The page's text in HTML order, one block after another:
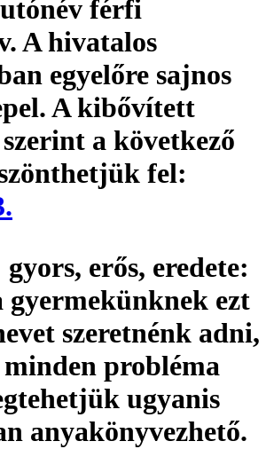
férfi
. A hivatalos
egyelőre sajnos
A kibővített
a következő
fel:
gyors, erős, eredete:
gyermekünknek ezt
szeretnénk adni,
probléma
ugyanis
anyakönyvezhető.